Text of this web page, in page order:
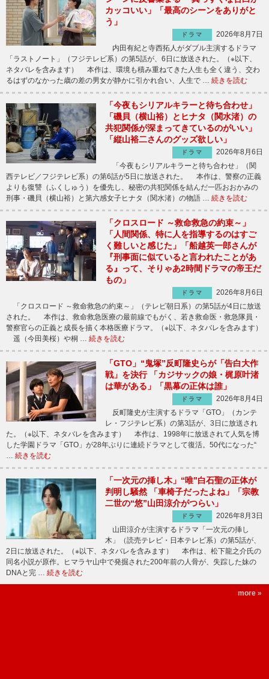
カッコいい」「最高のシーンをありがと
う」
ドラマ
2026年8月7日
内田有紀と寺西拓人がダブル主演するドラマ
「ラストノート」（フジテレビ系）の第5話が、6日に放送された。（※以下、
ネタバレを含みます） 本作は、環境も積み重ねてきた人生も全く違う、交わ
るはずのなかった歳の差の男女が静かに引かれ合い、人生で … 続きを読む
「今夜もシリアルキラーと待ち合わせ」
「磯貝（横山裕）とヒナタ（関水渚）の
共犯関係が深まってきているのがいい」
「縦山裕二さんのグッズ欲しい」
ドラマ
2026年8月6日
「今夜もシリアルキラーと待ち合わせ」（関
西テレビ／フジテレビ系）の第6話が5日に放送された。 本作は、警察の正義
よりも復讐（ふくしゅう）を優先し、秘密の共犯関係を結んだ一匹おおかみの
刑事・磯貝（横山裕）と第六感女子ヒナタ（関水渚）の物語 … 続きを読む
「クロスロード ～救命救急の約束～」
「人間関係、特に人を指導するのはすご
く難しいと感じた」「船越英一郎さんが
『刑事面に似ていると言われたことがあ
る』って、そりゃあ2時間ドラマの帝王だ
もの」
ドラマ
2026年8月6日
「クロスロード ～救命救急の約束～」（テレビ朝日系）の第5話が4日に放送
された。 本作は、救命救急医療の最前線でもがく、若き救命医・救急隊員・
警察官らの正義と成長を描く本格医療ドラマ。（※以下、ネタバレを含みます）
遥（今田美桜）や桐 … 続きを読む
「GTO」“鬼塚”反町隆史らが「告白大作
戦」を決行 「カジサックの娘・梶原叶渚
は華がある」「黒幕の正体は誰」
ドラマ
2026年8月4日
反町隆史が主演するドラマ「GTO」（カンテ
レ・フジテレビ系）の第3話が、3日に放送され
た。（※以下、ネタバレを含みます） 本作は、1998年に放送されて人気を博
した学園ドラマ「GTO」が28年ぶりに連続ドラマとして復活。50代になった“
… 続きを読む
「一次元の挿し木」“唯”白石聖の正体が
判明し騒然 「車椅子だったよね」「宗教
二世の“悠”山田涼介がつらい」
ドラマ
2026年8月3日
山田涼介が主演するドラマ「一次元の挿し
木」（読売テレビ・日本テレビ系）の第5話が、
2日に放送された。（※以下、ネタバレを含みます） 本作は、松下龍之介氏の
同名小説が原作。ヒマラヤ山中で発掘された200年前の人骨が、失踪した妹の
DNAと完 … 続きを読む
more »